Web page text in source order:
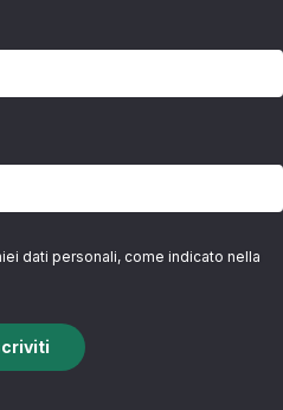
dati personali, come indicato nella